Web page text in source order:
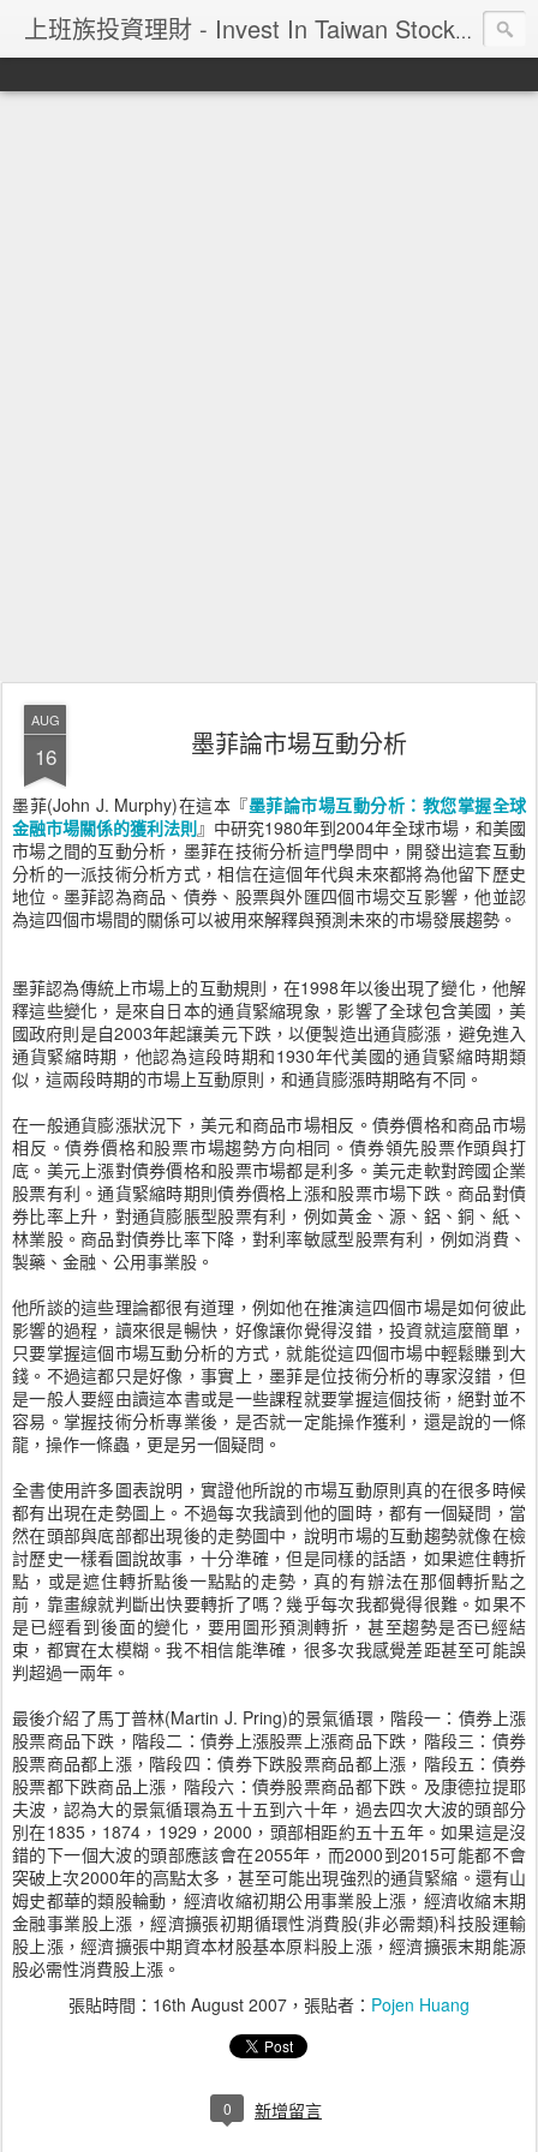
上班族投資理財 - Invest In Taiwan Stock Market
AUG
16 墨菲論市場互動分析
墨菲(John J. Murphy)在這本『墨菲論市場互動分析：教您掌握全球
金融市場關係的獲利法則』中研究1980年到2004年全球市場，和美國
市場之間的互動分析，墨菲在技術分析這門學問中，開發出這套互動
分析的一派技術分析方式，相信在這個年代與未來都將為他留下歷史
地位。墨菲認為商品、債券、股票與外匯四個市場交互影響，他並認
為這四個市場間的關係可以被用來解釋與預測未來的市場發展趨勢。
墨菲認為傳統上市場上的互動規則，在1998年以後出現了變化，他解
釋這些變化，是來自日本的通貨緊縮現象，影響了全球包含美國，美
國政府則是自2003年起讓美元下跌，以便製造出通貨膨漲，避免進入
通貨緊縮時期，他認為這段時期和1930年代美國的通貨緊縮時期類
似，這兩段時期的市場上互動原則，和通貨膨漲時期略有不同。
在一般通貨膨漲狀況下，美元和商品市場相反。債券價格和商品市場
相反。債券價格和股票市場趨勢方向相同。債券領先股票作頭與打
底。美元上漲對債券價格和股票市場都是利多。美元走軟對跨國企業
股票有利。通貨緊縮時期則債券價格上漲和股票市場下跌。商品對債
券比率上升，對通貨膨脹型股票有利，例如黃金、源、鋁、銅、紙、
林業股。商品對債券比率下降，對利率敏感型股票有利，例如消費、
製藥、金融、公用事業股。
他所談的這些理論都很有道理，例如他在推演這四個市場是如何彼此
影響的過程，讀來很是暢快，好像讓你覺得沒錯，投資就這麼簡單，
只要掌握這個市場互動分析的方式，就能從這四個市場中輕鬆賺到大
錢。不過這都只是好像，事實上，墨菲是位技術分析的專家沒錯，但
是一般人要經由讀這本書或是一些課程就要掌握這個技術，絕對並不
容易。掌握技術分析專業後，是否就一定能操作獲利，還是說的一條
龍，操作一條蟲，更是另一個疑問。
全書使用許多圖表說明，實證他所說的市場互動原則真的在很多時候
都有出現在走勢圖上。不過每次我讀到他的圖時，都有一個疑問，當
然在頭部與底部都出現後的走勢圖中，說明市場的互動趨勢就像在檢
討歷史一樣看圖說故事，十分準確，但是同樣的話語，如果遮住轉折
點，或是遮住轉折點後一點點的走勢，真的有辦法在那個轉折點之
前，靠畫線就判斷出快要轉折了嗎？幾乎每次我都覺得很難。如果不
是已經看到後面的變化，要用圖形預測轉折，甚至趨勢是否已經結
束，都實在太模糊。我不相信能準確，很多次我感覺差距甚至可能誤
判超過一兩年。
最後介紹了馬丁普林(Martin J. Pring)的景氣循環，階段一：債券上漲
股票商品下跌，階段二：債券上漲股票上漲商品下跌，階段三：債券
股票商品都上漲，階段四：債券下跌股票商品都上漲，階段五：債券
股票都下跌商品上漲，階段六：債券股票商品都下跌。及康德拉提耶
夫波，認為大的景氣循環為五十五到六十年，過去四次大波的頭部分
別在1835，1874，1929，2000，頭部相距約五十五年。如果這是沒
錯的下一個大波的頭部應該會在2055年，而2000到2015可能都不會
突破上次2000年的高點太多，甚至可能出現強烈的通貨緊縮。還有山
姆史都華的類股輪動，經濟收縮初期公用事業股上漲，經濟收縮末期
金融事業股上漲，經濟擴張初期循環性消費股(非必需類)科技股運輸
股上漲，經濟擴張中期資本材股基本原料股上漲，經濟擴張末期能源
股必需性消費股上漲。
張貼時間： 16th August 2007 ，張貼者： Pojen Huang
0 新增留言